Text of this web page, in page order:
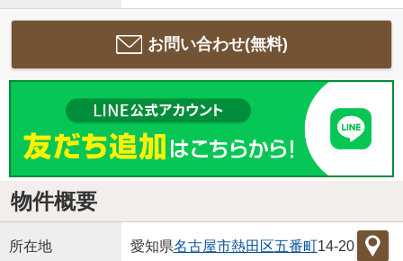
お問い合わせ(無料)
物件概要
所在地 愛知県名古屋市熱田区五番町14-20